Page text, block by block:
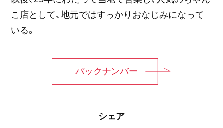
こ店として、地元ではすっかりおなじみになって
いる。
バックナンバー
シェア